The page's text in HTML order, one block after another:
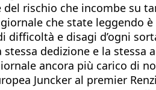
rischio che incombe su
che state
e disagi d’ogni
dedizione e la stessa
ancora più carico di
Juncker al premier